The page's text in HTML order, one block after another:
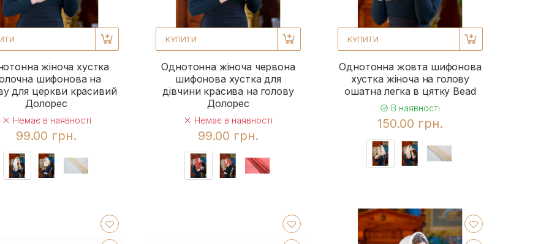
жіноча хустка
шифонова на
для церкви красивий
Долорес
Немає в наявності
99.00 грн.
КУПИТИ
Однотонна жіноча червона
шифонова хустка для
дівчини красива на голову
Долорес
Немає в наявності
99.00 грн.
КУПИТИ
Однотонна жовта шифонова
хустка жіноча на голову
ошатна легка в цятку Bead
В наявності
150.00 грн.